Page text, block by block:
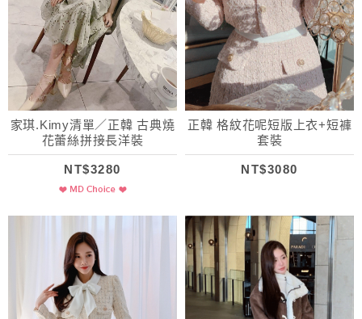
家琪.Kimy清單／正韓 古典燒
花蕾絲拼接長洋裝
NT$3280
正韓 格紋花呢短版上衣+短褲
套裝
NT$3080